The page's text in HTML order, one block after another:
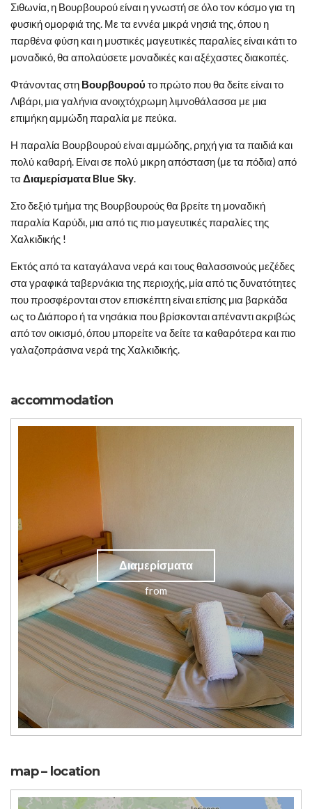
Σιθωνία, η Βουρβουρού είναι η γνωστή σε όλο τον κόσμο για τη
φυσική ομορφιά της. Με τα εννέα μικρά νησιά της, όπου η
παρθένα φύση και η μυστικές μαγευτικές παραλίες είναι κάτι το
μοναδικό, θα απολαύσετε μοναδικές και αξέχαστες διακοπές.
Φτάνοντας στη Βουρβουρού το πρώτο που θα δείτε είναι το
Λιβάρι, μια γαλήνια ανοιχτόχρωμη λιμνοθάλασσα με μια
επιμήκη αμμώδη παραλία με πεύκα.
Η παραλία Βουρβουρού είναι αμμώδης, ρηχή για τα παιδιά και
πολύ καθαρή. Είναι σε πολύ μικρη απόσταση (με τα πόδια) από
τα Διαμερίσματα Blue Sky.
Στο δεξιό τμήμα της Βουρβουρούς θα βρείτε τη μοναδική
παραλία Καρύδι, μια από τις πιο μαγευτικές παραλίες της
Χαλκιδικής !
Εκτός από τα καταγάλανα νερά και τους θαλασσινούς μεζέδες
στα γραφικά ταβερνάκια της περιοχής, μία από τις δυνατότητες
που προσφέρονται στον επισκέπτη είναι επίσης μια βαρκάδα
ως το Διάπορο ή τα νησάκια που βρίσκονται απέναντι ακριβώς
από τον οικισμό, όπου μπορείτε να δείτε τα καθαρότερα και πιο
γαλαζοπράσινα νερά της Χαλκιδικής.
accommodation
Διαμερίσματα
from
map – location